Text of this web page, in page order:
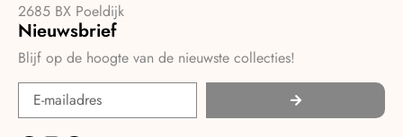
2685 BX Poeldijk
Nieuwsbrief
Blijf op de hoogte van de nieuwste collecties!